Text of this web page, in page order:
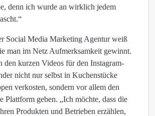
denn ich wurde an wirklich jedem
Social Media Marketing Agentur weiß
man im Netz Aufmerksamkeit gewinnt.
den kurzen Videos für den Instagram-
nicht nur selbst in Kuchenstücke
verkosten, sondern vor allem den
Plattform geben. „Ich möchte, dass die
Produkten und Betrieben erzählen,